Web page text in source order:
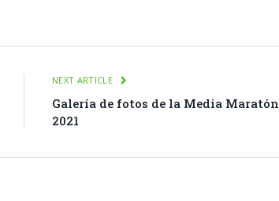
NEXT ARTICLE
Galería de fotos de la Media Maratón
2021